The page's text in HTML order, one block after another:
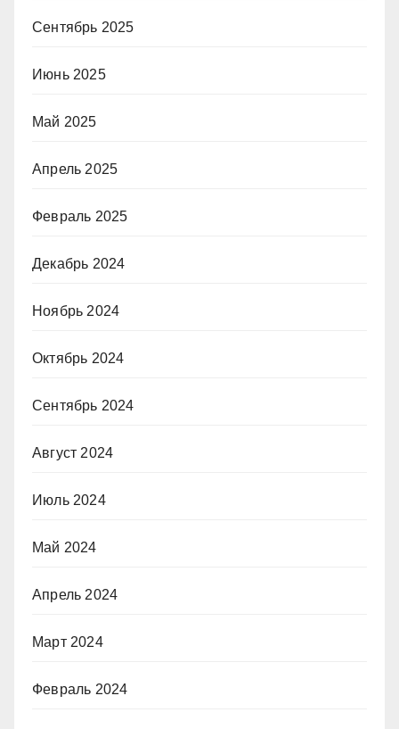
Сентябрь 2025
Июнь 2025
Май 2025
Апрель 2025
Февраль 2025
Декабрь 2024
Ноябрь 2024
Октябрь 2024
Сентябрь 2024
Август 2024
Июль 2024
Май 2024
Апрель 2024
Март 2024
Февраль 2024